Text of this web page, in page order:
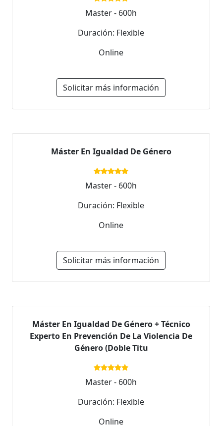
Master - 600h
Duración: Flexible
Online
Solicitar más información
Máster En Igualdad De Género
Master - 600h
Duración: Flexible
Online
Solicitar más información
Máster En Igualdad De Género + Técnico
Experto En Prevención De La Violencia De
Género (Doble Titu
Master - 600h
Duración: Flexible
Online